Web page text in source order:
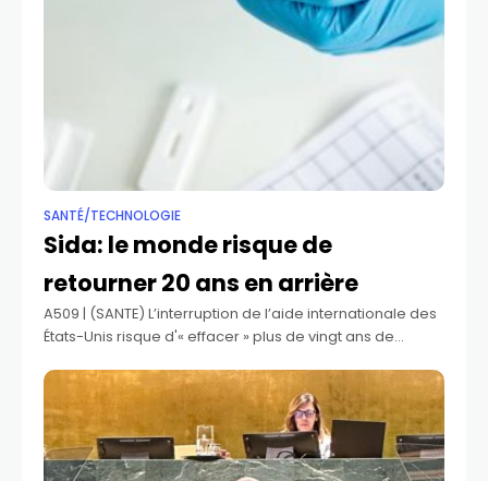
SANTÉ/TECHNOLOGIE
Sida: le monde risque de
retourner 20 ans en arrière
A509 | (SANTE) L’interruption de l’aide internationale des
États-Unis risque d'« effacer » plus de vingt ans de
indique un rapport